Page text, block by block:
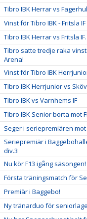
Tibro IBK Herrar vs
Vinst för Tibro IBK - Fritsla
Tibro IBK Herrar vs Fritsla
Tibro satte tredje raka
Arena!
Vinst för Tibro IBK
Tibro IBK Herrjunior vs
Tibro IBK vs Varnhems IF
Tibro IBK Senior borta mot
Seger i seriepremiären mot
Seriepremiär i
div.3
Nu kör F13 igång säsongen!
Första träningsmatch för
Premiär i Baggebo!
Ny tränarduo för